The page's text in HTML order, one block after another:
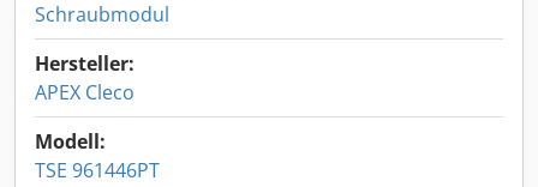
Schraubmodul
Hersteller:
APEX Cleco
Modell:
TSE 961446PT